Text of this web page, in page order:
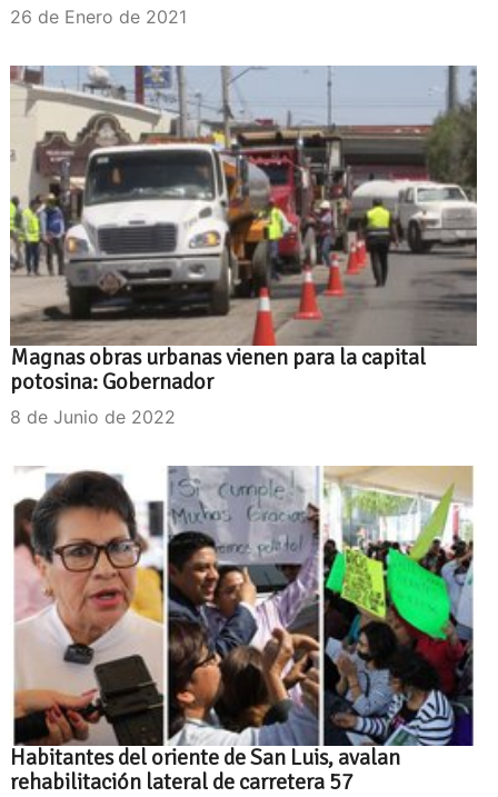
26 de Enero de 2021
Magnas obras urbanas vienen para la capital
potosina: Gobernador
8 de Junio de 2022
Habitantes del oriente de San Luis, avalan
rehabilitación lateral de carretera 57